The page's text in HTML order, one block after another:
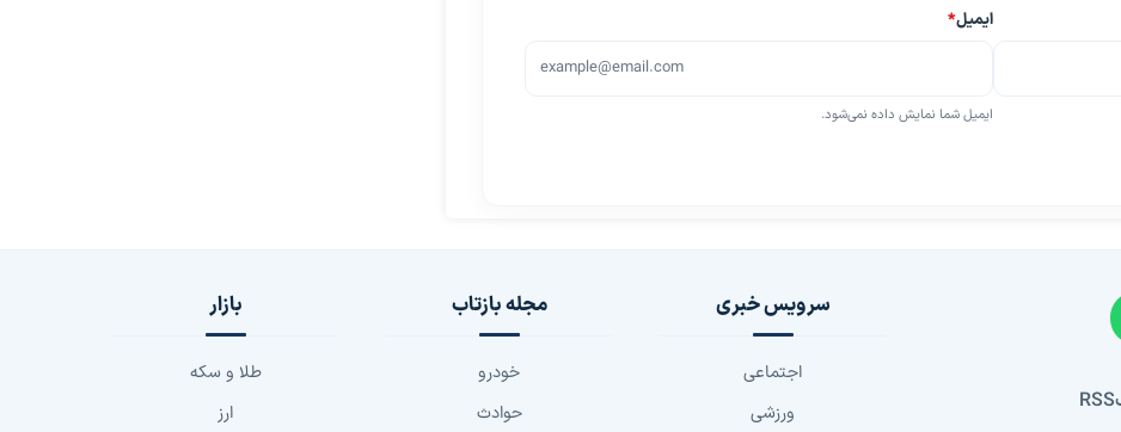
ایمیل*
ایمیل شما نمایش داده نمی‌شود.
RSS
سرویس خبری
اجتماعی
ورزشی
مجله بازتاب
خودرو
حوادث
بازار
طلا و سکه
ارز